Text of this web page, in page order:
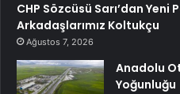
CHP Sözcüsü Sarı’dan Yeni
Arkadaşlarımız Koltukçu
Ağustos 7, 2026
Anadolu
Yoğunluğu